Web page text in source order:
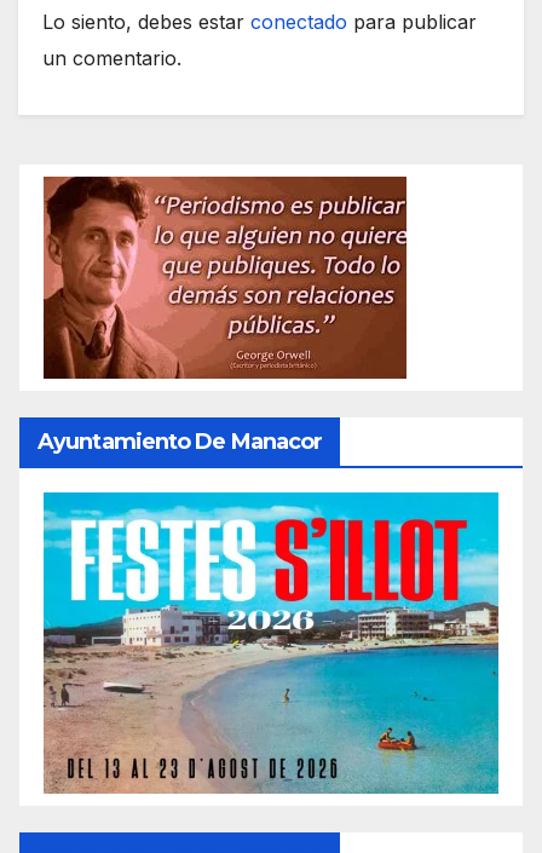
Lo siento, debes estar conectado para publicar
un comentario.
Ayuntamiento De Manacor